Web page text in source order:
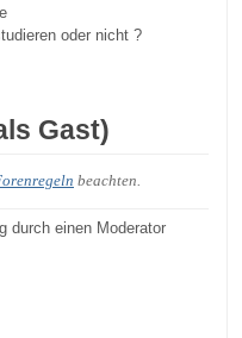
oder nicht ?
Gast)
beachten.
durch einen Moderator